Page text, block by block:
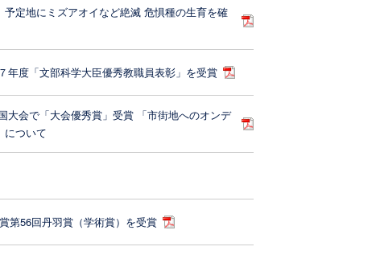
定地にミズアオイなど絶滅 危惧種の生育を確
年度「文部科学大臣優秀教職員表彰」を受賞
大会で「大会優秀賞」受賞 「市街地へのオンデ
について
第56回丹羽賞（学術賞）を受賞